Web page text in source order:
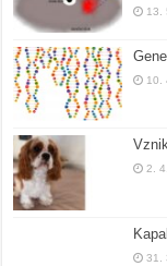
13.
10.
2.
31.